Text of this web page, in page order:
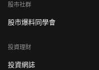
股市社群
股市爆料同學會
投資理財
投資網誌